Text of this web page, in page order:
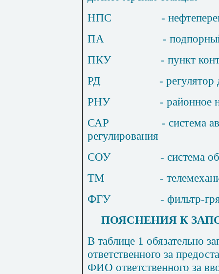
НПС
-
ПА
-
ПКУ
- пункт
РД
- регулятор
РНУ
- районное
САР
- система
регулирования
СОУ
- система
ТМ
-
ФГУ
- фильтр-
ПОЯСНЕНИЯ К
В таблице 1 обязательно
ответственного за
ФИО ответственного за